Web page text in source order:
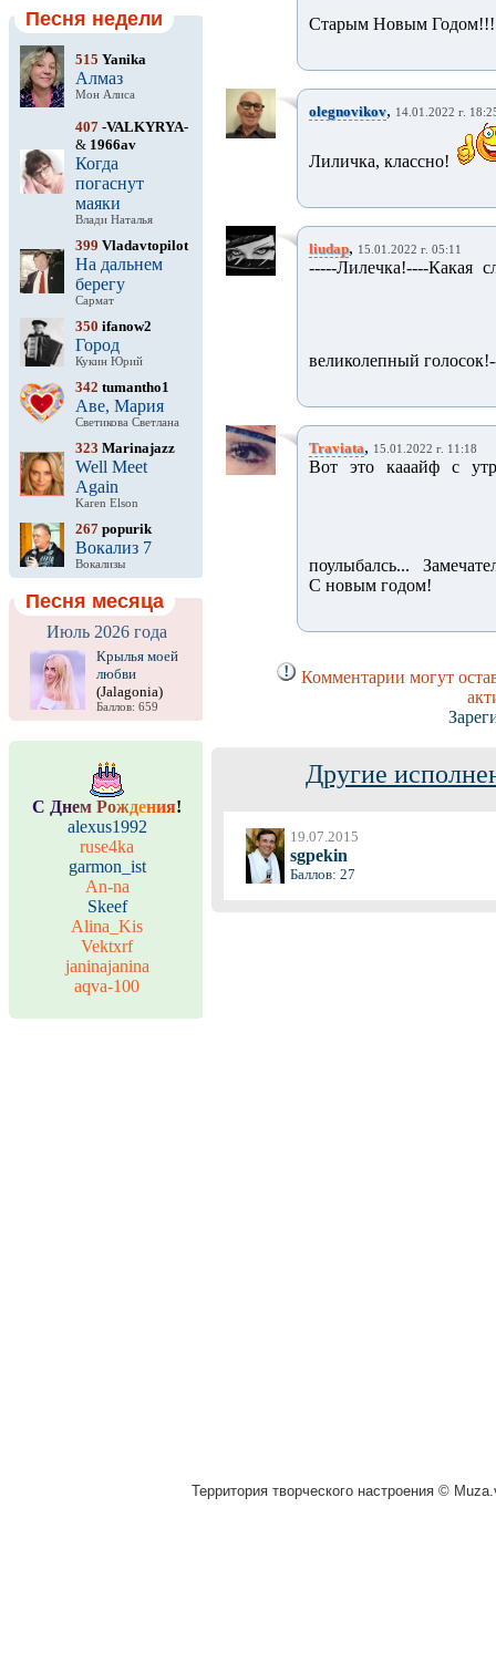
Песня недели
515 Yanika
Алмаз
Мон Алиса
407 -VALKYRYA-
& 1966av
Когда
погаснут
маяки
Влади Наталья
399 Vladavtopilot
На дальнем
берегу
Сармат
350 ifanow2
Город
Кукин Юрий
342 tumantho1
Аве, Мария
Светикова Светлана
323 Marinajazz
Well Meet
Again
Karen Elson
267 popurik
Вокализ 7
Вокализы
Песня месяца
Июль 2026 года
Крылья моей
любви
(Jalagonia)
Баллов: 659
С Днем Рождения!
alexus1992
ruse4ka
garmon_ist
An-na
Skeef
Alina_Kis
Vektxrf
janinajanina
aqva-100
Старым Новым Годом!!!
olegnovikov, 14.01.2022 г.
Лиличка, классно!
liudap, 15.01.2022 г. 05:11
-----Лилечка!----Какая
великолепный
Traviata, 15.01.2022 г. 11:18
Вот это кааайф с
поулыбалсь...
С новым годом!
Комментарии могут
Другие
19.07.2015
sgpekin
Баллов: 27
Территория творческого настроения ©